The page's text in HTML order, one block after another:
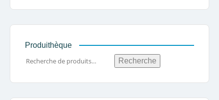
Produithèque
Recherche